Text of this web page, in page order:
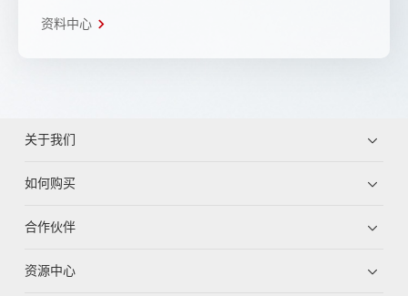
资料中心
关于我们
如何购买
合作伙伴
资源中心